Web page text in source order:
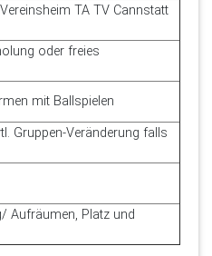
TA TV Cannstatt
oder freies
mit Ballspielen
Gruppen-Veränderung falls
Aufräumen, Platz und